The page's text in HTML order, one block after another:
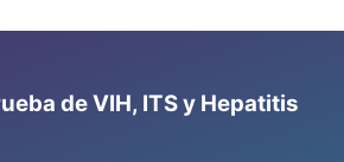
de VIH, ITS y Hepatitis